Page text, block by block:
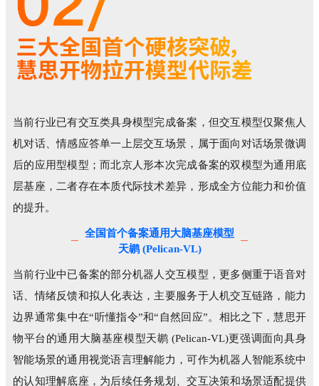
当前行业已有交互类具身模型完成备案，但交互模型仅聚焦人
机对话、情感应答单一上层交互场景，属于面向对话场景微调
后的应用型模型；而北京人形本次完成备案的双模型为通用底
层基座，二者存在本质代际技术差异，形成全方位能力和价值
的提升。
全国首个备案通用大脑基座模型
天鹕 (Pelican-VL)
当前行业中已备案的部分机器人交互模型，更多侧重于语音对
话、情绪反馈和拟人化表达，主要服务于人机交互链路，能力
边界通常集中在“听懂指令”和“自然回应”。相比之下，慧思开
物平台的通用大脑基座模型天鹕 (Pelican-VL)更强调面向具身
智能场景的通用视觉语言理解能力，可作为机器人智能系统中
的认知理解底座，为后续任务规划、交互决策和场景适配提供